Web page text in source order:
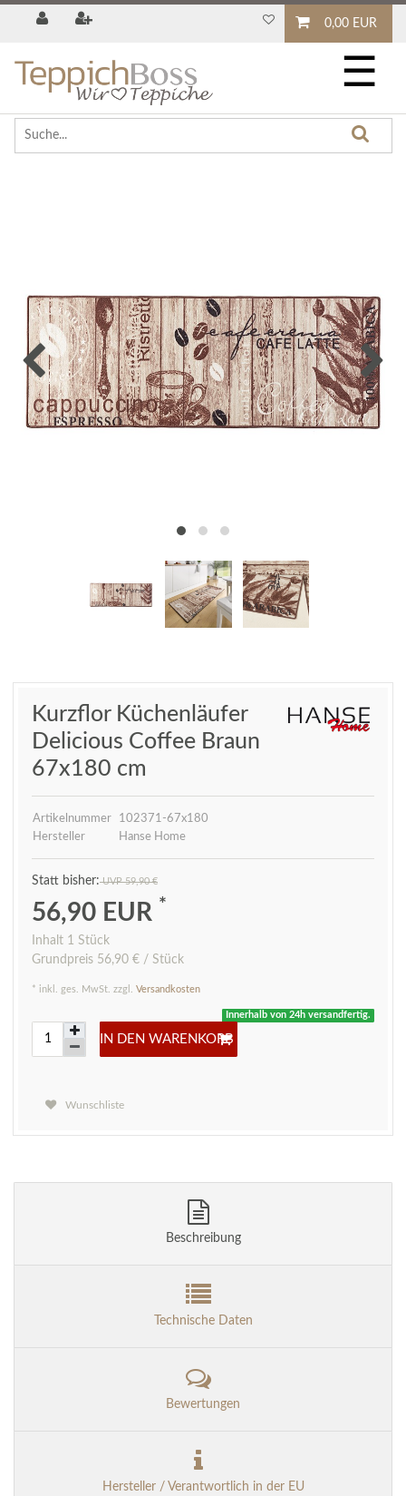
0,00 EUR
☰
Kurzflor Küchenläufer
Delicious Coffee Braun
67x180 cm
Artikelnummer
102371-67x180
Hersteller
Hanse Home
UVP 59,90 €
56,90 EUR *
Inhalt 1 Stück
Grundpreis 56,90 € / Stück
* inkl. ges. MwSt. zzgl. Versandkosten
Innerhalb von 24h versandfertig.
IN DEN WARENKORB
Wunschliste
Beschreibung
Technische Daten
Bewertungen
Hersteller / Verantwortlich in der EU